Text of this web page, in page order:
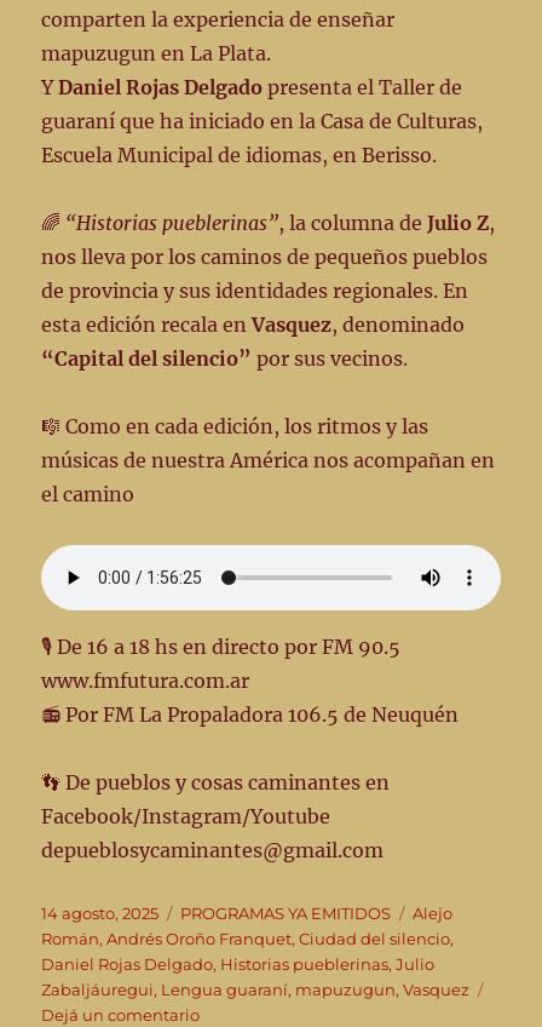
comparten la experiencia de enseñar
mapuzugun en La Plata.
YDaniel Rojas Delgado presenta el Taller de
guaraní que ha iniciado en la Casa de Culturas,
Escuela Municipal de idiomas, en Berisso.
🌈 “Historias pueblerinas”, la columna deJulio Z,
nos lleva por los caminos de pequeños pueblos
de provincia y sus identidades regionales. En
esta edición recala enVasquez, denominado
“Capital del silencio” por sus vecinos.
🎼 Como en cada edición, los ritmos y las
músicas de nuestra América nos acompañan en
el camino
🎙️ De 16 a 18 hs en directo por FM 90.5
www.fmfutura.com.ar
📻 Por FM La Propaladora 106.5 de Neuquén
👣 De pueblos y cosas caminantes en
Facebook/Instagram/Youtube
depueblosycaminantes@gmail.com
Publicado
el
14 agosto, 2025 Categorías
PROGRAMAS YA EMITIDOS Etiquetas
Alejo
Román,Andrés Oroño Franquet,Ciudad del silencio,
Daniel Rojas Delgado, Historias pueblerinas,Julio
Zabaljáuregui, Lengua guaraní, mapuzugun,Vasquez
Dejá un comentarioen